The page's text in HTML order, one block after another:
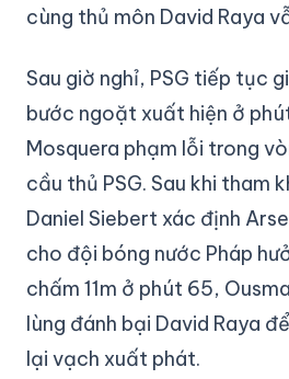
cùng thủ môn David Raya
Sau giờ nghỉ, PSG tiếp tục
bước ngoặt xuất hiện ở
Mosquera phạm lỗi trong
cầu thủ PSG. Sau khi tham
Daniel Siebert xác định
cho đội bóng nước Pháp
chấm 11m ở phút 65,
lùng đánh bại David Raya
lại vạch xuất phát.